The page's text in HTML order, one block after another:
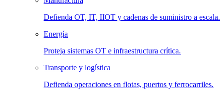
Defienda OT, IT, IIOT y cadenas de suministro a escala.
Energía
Proteja sistemas OT e infraestructura crítica.
Transporte y logística
Defienda operaciones en flotas, puertos y ferrocarriles.